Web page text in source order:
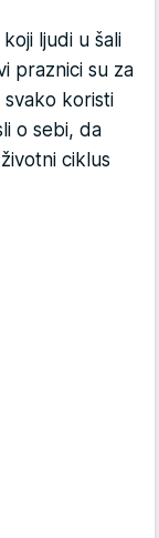
ljudi u šali
praznici su za
svako koristi
o sebi, da
ciklus